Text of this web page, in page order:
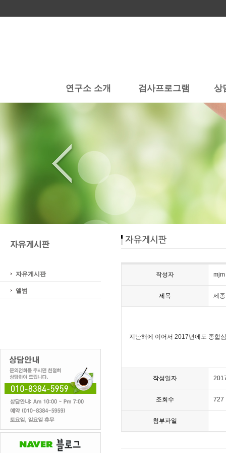
연구소 소개 검사프로그램 상
자유게시판
앨범
작성자 mjm
제목 세
지난해에 이어서 2017년에도 종합
작성일자
조회수 727
첨부파일